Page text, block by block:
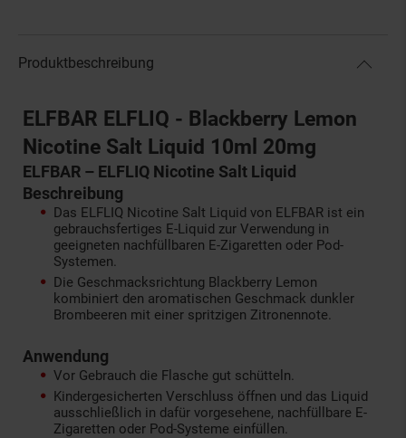
Produktbeschreibung
ELFBAR ELFLIQ - Blackberry Lemon
Nicotine Salt Liquid 10ml 20mg
ELFBAR – ELFLIQ Nicotine Salt Liquid
Beschreibung
Das ELFLIQ Nicotine Salt Liquid von ELFBAR ist ein
gebrauchsfertiges E-Liquid zur Verwendung in
geeigneten nachfüllbaren E-Zigaretten oder Pod-
Systemen.
Die Geschmacksrichtung Blackberry Lemon
kombiniert den aromatischen Geschmack dunkler
Brombeeren mit einer spritzigen Zitronennote.
Anwendung
Vor Gebrauch die Flasche gut schütteln.
Kindergesicherten Verschluss öffnen und das Liquid
ausschließlich in dafür vorgesehene, nachfüllbare E-
Zigaretten oder Pod-Systeme einfüllen.